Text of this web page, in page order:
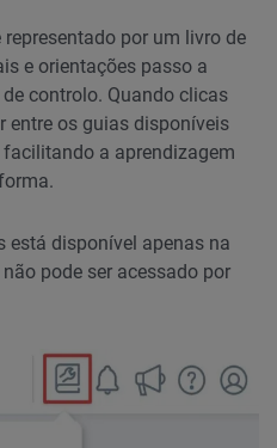
representado por um livro de
e orientações passo a
controlo. Quando clicas
entre os guias disponíveis
a aprendizagem
está disponível apenas na
pode ser acessado por